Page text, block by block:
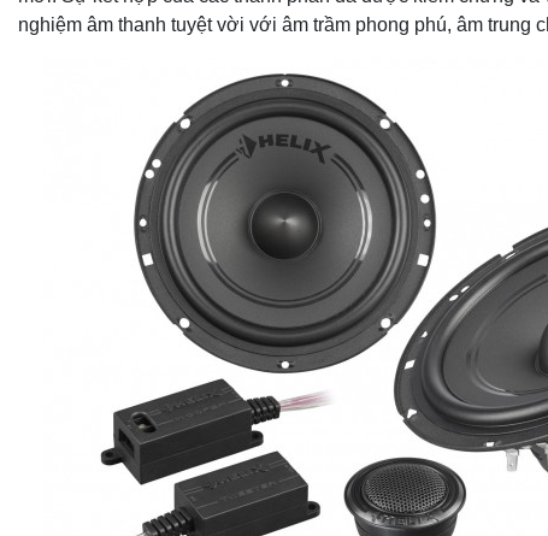
nghiệm âm thanh tuyệt vời với âm trầm phong phú, âm trung